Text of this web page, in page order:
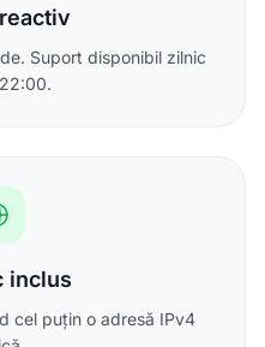
Suport disponibil zilnic
inclus
cel puțin o adresă IPv4